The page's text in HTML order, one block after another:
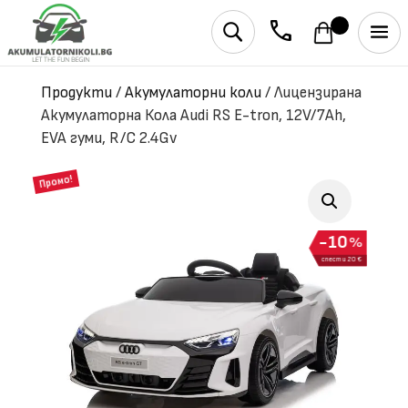
phone
U
Продукти/ Акумулаторни коли/ Лицензирана
Акумулаторна Кола Audi RS Е-tron, 12V/7Ah,
EVA гуми, R/C 2.4Gv
Промо!
%
10
спести 20 €